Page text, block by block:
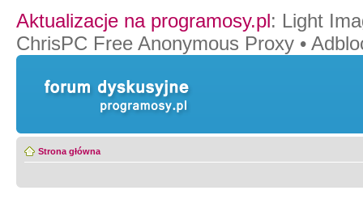
Aktualizacje na programosy.pl: Light
ChrisPC Free Anonymous Proxy •
Strona główna